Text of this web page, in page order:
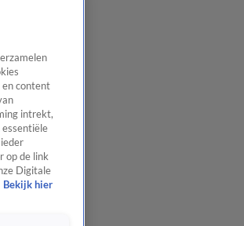
en content
intrekt,
op de link
Digitale
Bekijk hier